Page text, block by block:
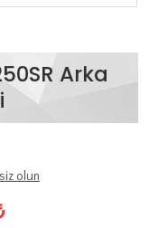
Arka
olun